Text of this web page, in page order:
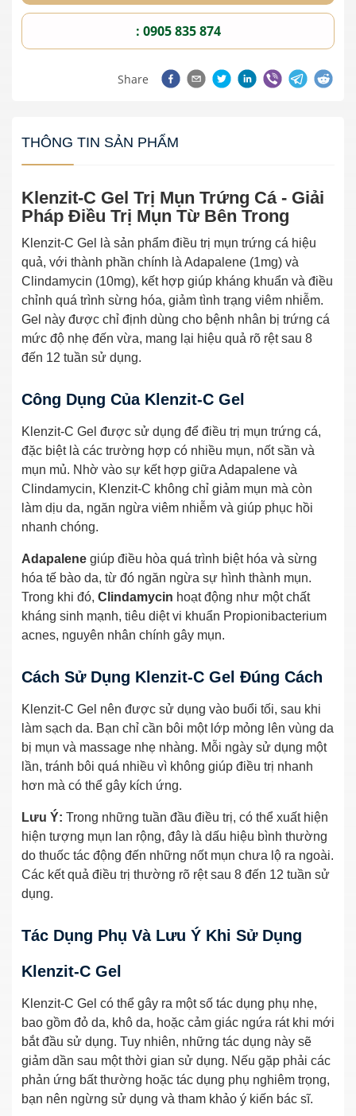
: 0905 835 874
Share
THÔNG TIN SẢN PHẨM
Klenzit-C Gel Trị Mụn Trứng Cá - Giải
Pháp Điều Trị Mụn Từ Bên Trong
Klenzit-C Gel là sản phẩm điều trị mụn trứng cá hiệu
quả, với thành phần chính là Adapalene (1mg) và
Clindamycin (10mg), kết hợp giúp kháng khuẩn và điều
chỉnh quá trình sừng hóa, giảm tình trạng viêm nhiễm.
Gel này được chỉ định dùng cho bệnh nhân bị trứng cá
mức độ nhẹ đến vừa, mang lại hiệu quả rõ rệt sau 8
đến 12 tuần sử dụng.
Công Dụng Của Klenzit-C Gel
Klenzit-C Gel được sử dụng để điều trị mụn trứng cá,
đặc biệt là các trường hợp có nhiều mụn, nốt sần và
mụn mủ. Nhờ vào sự kết hợp giữa Adapalene và
Clindamycin, Klenzit-C không chỉ giảm mụn mà còn
làm dịu da, ngăn ngừa viêm nhiễm và giúp phục hồi
nhanh chóng.
Adapalene giúp điều hòa quá trình biệt hóa và sừng
hóa tế bào da, từ đó ngăn ngừa sự hình thành mụn.
Trong khi đó, Clindamycin hoạt động như một chất
kháng sinh mạnh, tiêu diệt vi khuẩn Propionibacterium
acnes, nguyên nhân chính gây mụn.
Cách Sử Dụng Klenzit-C Gel Đúng Cách
Klenzit-C Gel nên được sử dụng vào buổi tối, sau khi
làm sạch da. Bạn chỉ cần bôi một lớp mỏng lên vùng da
bị mụn và massage nhẹ nhàng. Mỗi ngày sử dụng một
lần, tránh bôi quá nhiều vì không giúp điều trị nhanh
hơn mà có thể gây kích ứng.
Lưu Ý: Trong những tuần đầu điều trị, có thể xuất hiện
hiện tượng mụn lan rộng, đây là dấu hiệu bình thường
do thuốc tác động đến những nốt mụn chưa lộ ra ngoài.
Các kết quả điều trị thường rõ rệt sau 8 đến 12 tuần sử
dụng.
Tác Dụng Phụ Và Lưu Ý Khi Sử Dụng
Klenzit-C Gel
Klenzit-C Gel có thể gây ra một số tác dụng phụ nhẹ,
bao gồm đỏ da, khô da, hoặc cảm giác ngứa rát khi mới
bắt đầu sử dụng. Tuy nhiên, những tác dụng này sẽ
giảm dần sau một thời gian sử dụng. Nếu gặp phải các
phản ứng bất thường hoặc tác dụng phụ nghiêm trọng,
bạn nên ngừng sử dụng và tham khảo ý kiến bác sĩ.